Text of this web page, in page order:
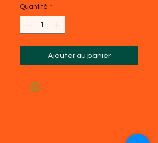
Quantité *
Ajouter au panier